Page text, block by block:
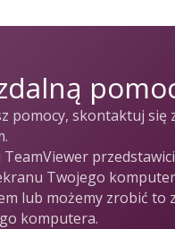
pomocy, skontaktuj się
Twojego
lub możemy zrobić to
komputera.